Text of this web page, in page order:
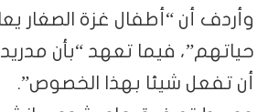
وأردف أن “أطفال غزة الصغار
حياتهم”، فيما تعهد “بأن
أن تفعل شيئا بهذا الخصوص”.